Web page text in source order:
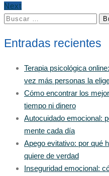
Next
Buscar:
Entradas recientes
Terapia psicológica
vez más personas la
Cómo encontrar los
tiempo ni dinero
Autocuidado emocional:
mente cada día
Apego evitativo: por qué
quiere de verdad
Inseguridad emocional: